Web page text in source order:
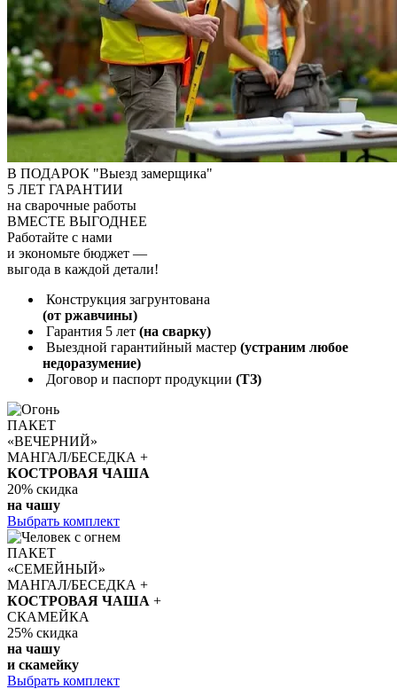
В ПОДАРОК "Выезд замерщика"
5 ЛЕТ ГАРАНТИИ
на сварочные работы
ВМЕСТЕ ВЫГОДНЕЕ
Работайте с нами
и экономьте бюджет —
выгода в каждой детали!
Конструкция загрунтована
(от ржавчины)
Гарантия 5 лет (на сварку)
Выездной гарантийный мастер (устраним любое
недоразумение)
Договор и паспорт продукции (ТЗ)
ПАКЕТ
«ВЕЧЕРНИЙ»
МАНГАЛ/БЕСЕДКА +
КОСТРОВАЯ ЧАША
20% скидка
на чашу
Выбрать комплект
ПАКЕТ
«СЕМЕЙНЫЙ»
МАНГАЛ/БЕСЕДКА +
КОСТРОВАЯ ЧАША +
СКАМЕЙКА
25% скидка
на чашу
и скамейку
Выбрать комплект